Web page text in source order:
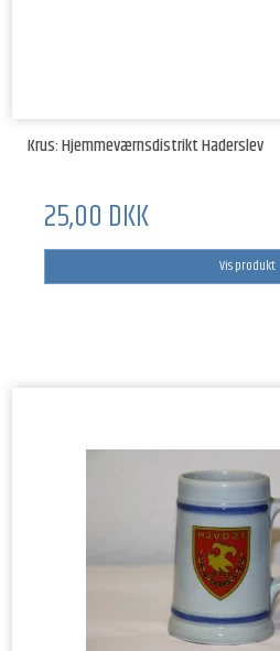
Krus: Hjemmeværnsdistrikt Haderslev
25,00 DKK
Vis produkt